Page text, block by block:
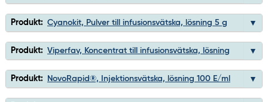
Produkt: Cyanokit, Pulver till infusionsvätska, lösning 5 g
Produkt: Viperfav, Koncentrat till infusionsvätska, lösning
Produkt: NovoRapid®, Injektionsvätska, lösning 100 E/ml